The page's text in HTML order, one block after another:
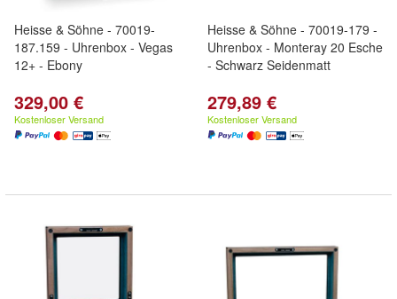
Heisse & Söhne - 70019-
187.159 - Uhrenbox - Vegas
12+ - Ebony
329,00 €
Kostenloser Versand
Heisse & Söhne - 70019-179 -
Uhrenbox - Monteray 20 Esche
- Schwarz Seidenmatt
279,89 €
Kostenloser Versand